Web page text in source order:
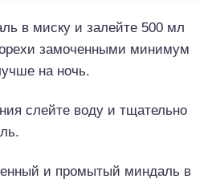
в миску и залейте 500 мл
замоченными минимум
на ночь.
слейте воду и тщательно
и промытый миндаль в